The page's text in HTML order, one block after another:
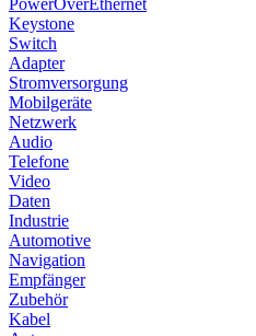
Keystone
Switch
Adapter
Stromversorgung
Mobilgeräte
Netzwerk
Audio
Telefone
Video
Daten
Industrie
Automotive
Navigation
Empfänger
Zubehör
Kabel